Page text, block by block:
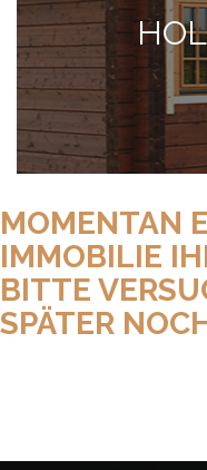
MOMENTAN
IMMOBILIE
BITTE
SPÄTER